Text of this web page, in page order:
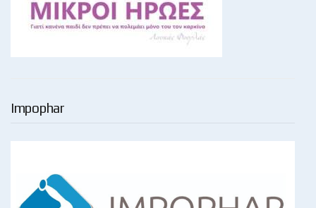
Impophar